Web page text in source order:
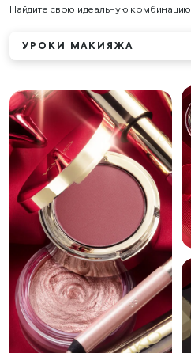
Найдите свою идеальную комбинацию
УРОКИ МАКИЯЖА